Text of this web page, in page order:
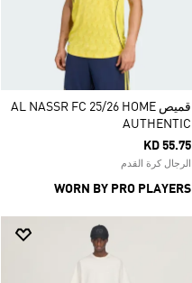
قميص AL NASSR FC 25/26 HOME
AUTHENTIC
KD 55.75
الرجال كرة القدم
WORN BY PRO PLAYERS